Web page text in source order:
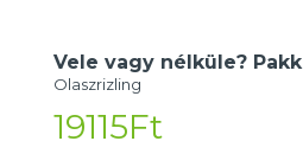
Vele vagy nélküle? Pakk
Olaszrizling
19115Ft